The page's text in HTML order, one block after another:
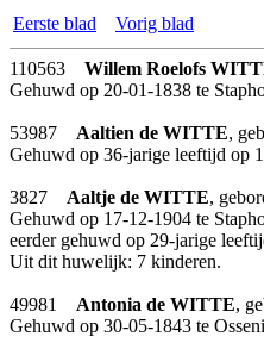
Eerste blad Vorig blad
110563 Willem Roelofs
Gehuwd op 20-01-1838 te
53987 Aaltien de WITTE,
Gehuwd op 36-jarige leeftijd op
3827 Aaltje de WITTE,
Gehuwd op 17-12-1904 te
eerder gehuwd op 29-jarige
Uit dit huwelijk: 7 kinderen.
49981 Antonia de WITTE,
Gehuwd op 30-05-1843 te